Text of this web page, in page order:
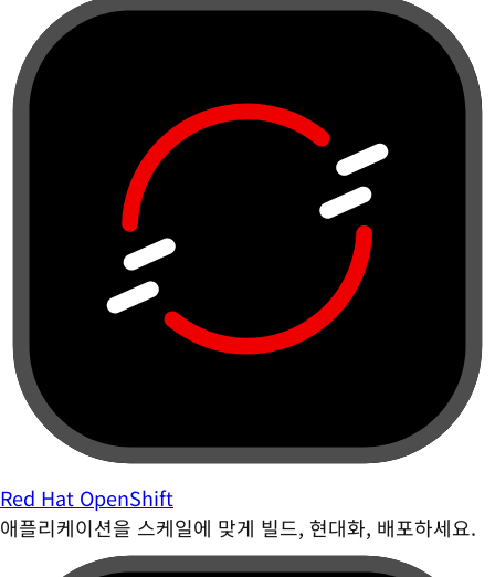
Red Hat OpenShift
애플리케이션을 스케일에 맞게 빌드, 현대화, 배포하세요.